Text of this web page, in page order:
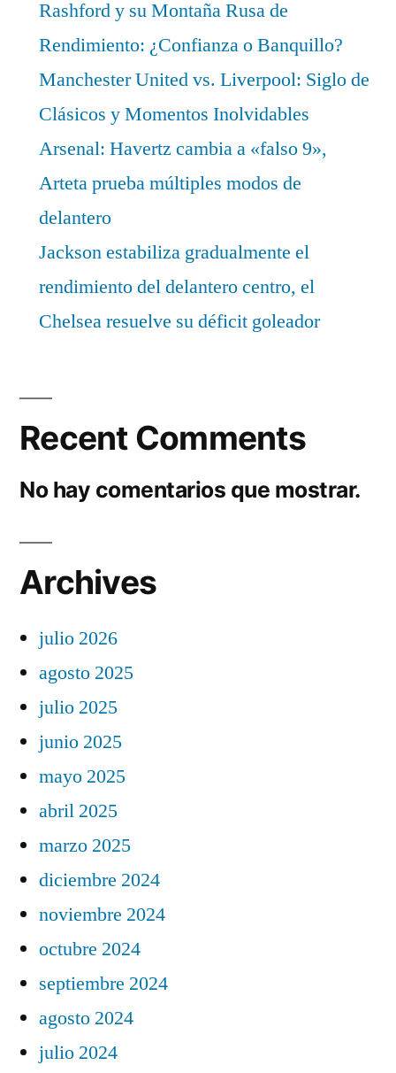
Rashford y su Montaña Rusa de
Rendimiento: ¿Confianza o Banquillo?
Manchester United vs. Liverpool: Siglo de
Clásicos y Momentos Inolvidables
Arsenal: Havertz cambia a «falso 9»,
Arteta prueba múltiples modos de
delantero
Jackson estabiliza gradualmente el
rendimiento del delantero centro, el
Chelsea resuelve su déficit goleador
Recent Comments
No hay comentarios que mostrar.
Archives
julio 2026
agosto 2025
julio 2025
junio 2025
mayo 2025
abril 2025
marzo 2025
diciembre 2024
noviembre 2024
octubre 2024
septiembre 2024
agosto 2024
julio 2024